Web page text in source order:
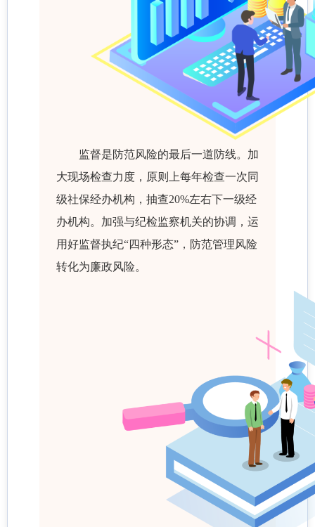
监督是防范风险的最后一道防线。加
大现场检查力度，原则上每年检查一次同
级社保经办机构，抽查20%左右下一级经
办机构。加强与纪检监察机关的协调，运
用好监督执纪“四种形态”，防范管理风险
转化为廉政风险。